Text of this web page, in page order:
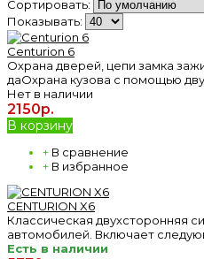
Сортировать:
Показывать:
Centurion 6
Охрана дверей, цепи замка
даОхрана кузова с помощью
Нет в наличии
2150р.
В корзину
+ В сравнение
+ В избранное
CENTURION X6
Классическая двухсторонняя
автомобилей. Включает
Есть в наличии